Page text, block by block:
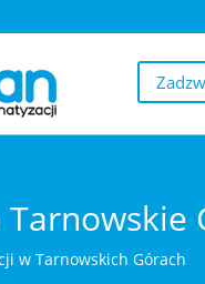
w Tarnowskich Górach